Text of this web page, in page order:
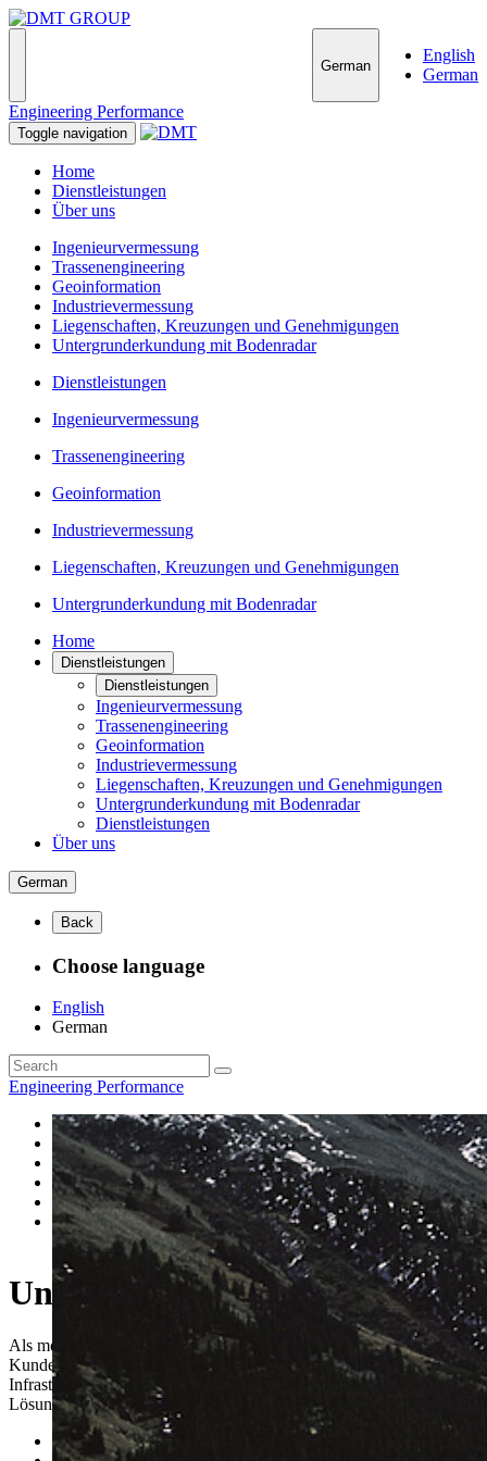
German
English
German
Engineering Performance
Toggle navigation
Home
Dienstleistungen
Über uns
Ingenieurvermessung
Trassenengineering
Geoinformation
Industrievermessung
Liegenschaften, Kreuzungen und Genehmigungen
Untergrunderkundung mit Bodenradar
Dienstleistungen
Ingenieurvermessung
Trassenengineering
Geoinformation
Industrievermessung
Liegenschaften, Kreuzungen und Genehmigungen
Untergrunderkundung mit Bodenradar
Home
Dienstleistungen
Dienstleistungen
Ingenieurvermessung
Trassenengineering
Geoinformation
Industrievermessung
Liegenschaften, Kreuzungen und Genehmigungen
Untergrunderkundung mit Bodenradar
Dienstleistungen
Über uns
German
Back
Choose language
English
German
Engineering Performance
Ingenieurvermessung
Trassenengineering
Geoinformation
Industrievermessung
Liegenschaften, Kreuzungen und Genehmigungen
Untergrunderkundung mit Bodenradar
Unser Dienstleistungsportfolio
Als modernes Dienstleistungsunternehmen betreuen wir unsere
Kunden in allen Leistungsphasen komplexer Bau- und
Infrastrukturprojekte und bieten flexible und maßgeschneiderte
Lösungen in den Bereichen:
Trassenengineering